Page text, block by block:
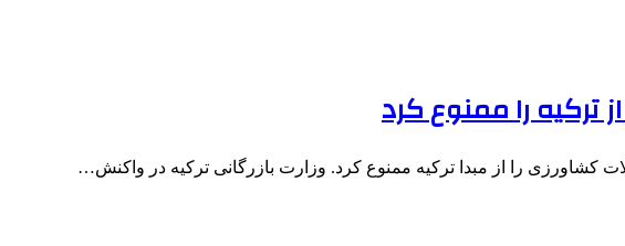
ترکیه را ممنوع کرد
را از مبدا ترکیه ممنوع کرد. وزارت بازرگانی ترکیه در واکنش…